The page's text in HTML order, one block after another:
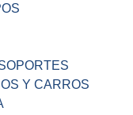
Y CARROS